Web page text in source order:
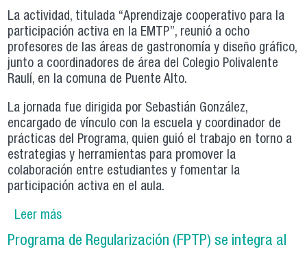
La actividad, titulada “Aprendizaje cooperativo para la
participación activa en la EMTP”, reunió a ocho
profesores de las áreas de gastronomía y diseño gráfico,
junto a coordinadores de área del Colegio Polivalente
Raulí, en la comuna de Puente Alto.
La jornada fue dirigida por Sebastián González,
encargado de vínculo con la escuela y coordinador de
prácticas del Programa, quien guió el trabajo en torno a
estrategias y herramientas para promover la
colaboración entre estudiantes y fomentar la
participación activa en el aula.
Leer mássobre Programa de Regularización potencia la
educación técnico profesional con taller de
aprendizaje cooperativo
Programa de Regularización (FPTP) se integra al